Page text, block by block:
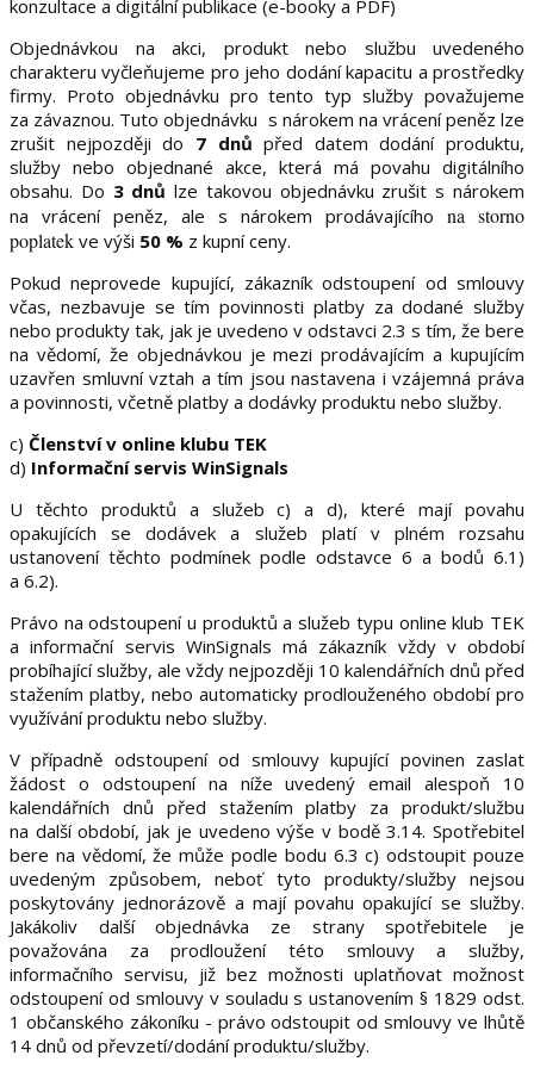
konzultace a digitální publikace (e-booky a PDF)
Objednávkou na akci, produkt nebo službu uvedeného
charakteru vyčleňujeme pro jeho dodání kapacitu a prostředky
firmy. Proto objednávku pro tento typ služby považujeme
za závaznou. Tuto objednávku s nárokem na vrácení peněz lze
zrušit nejpozději do 7 dnů před datem dodání produktu,
služby nebo objednané akce, která má povahu digitálního
obsahu. Do 3 dnů lze takovou objednávku zrušit s nárokem
na vrácení peněz, ale s nárokem prodávajícího na storno
poplatek ve výši 50 % z kupní ceny.
Pokud neprovede kupující, zákazník odstoupení od smlouvy
včas, nezbavuje se tím povinnosti platby za dodané služby
nebo produkty tak, jak je uvedeno v odstavci 2.3 s tím, že bere
na vědomí, že objednávkou je mezi prodávajícím a kupujícím
uzavřen smluvní vztah a tím jsou nastavena i vzájemná práva
a povinnosti, včetně platby a dodávky produktu nebo služby.
c) Členství v online klubu TEK
d) Informační servis WinSignals
U těchto produktů a služeb c) a d), které mají povahu
opakujících se dodávek a služeb platí v plném rozsahu
ustanovení těchto podmínek podle odstavce 6 a bodů 6.1)
a 6.2).
Právo na odstoupení u produktů a služeb typu online klub TEK
a informační servis WinSignals má zákazník vždy v období
probíhající služby, ale vždy nejpozději 10 kalendářních dnů před
stažením platby, nebo automaticky prodlouženého období pro
využívání produktu nebo služby.
V případně odstoupení od smlouvy kupující povinen zaslat
žádost o odstoupení na níže uvedený email alespoň 10
kalendářních dnů před stažením platby za produkt/službu
na další období, jak je uvedeno výše v bodě 3.14. Spotřebitel
bere na vědomí, že může podle bodu 6.3 c) odstoupit pouze
uvedeným způsobem, neboť tyto produkty/služby nejsou
poskytovány jednorázově a mají povahu opakující se služby.
Jakákoliv další objednávka ze strany spotřebitele je
považována za prodloužení této smlouvy a služby,
informačního servisu, již bez možnosti uplatňovat možnost
odstoupení od smlouvy v souladu s ustanovením § 1829 odst.
1 občanského zákoníku - právo odstoupit od smlouvy ve lhůtě
14 dnů od převzetí/dodání produktu/služby.